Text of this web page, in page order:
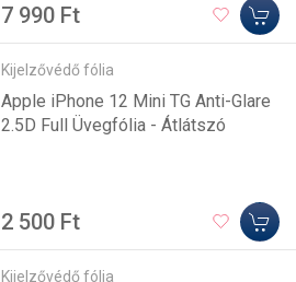
7 990 Ft
Kijelzővédő fólia
Apple iPhone 12 Mini TG Anti-Glare
2.5D Full Üvegfólia - Átlátszó
2 500 Ft
Kijelzővédő fólia